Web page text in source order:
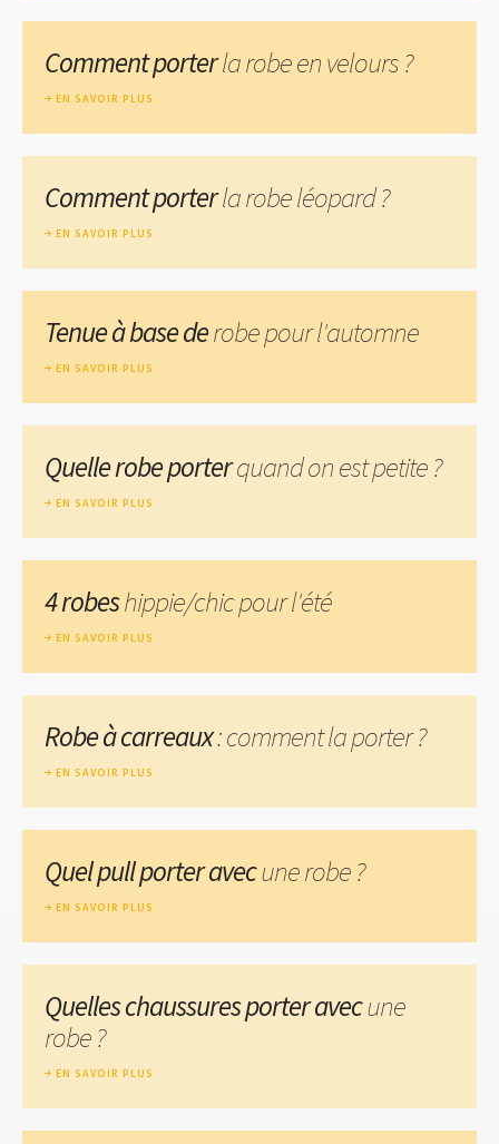
Comment porterla robe en velours ?
EN SAVOIR PLUS
Comment porterla robe léopard ?
EN SAVOIR PLUS
Tenue à base derobe pour l'automne
EN SAVOIR PLUS
Quelle robe porterquand on est petite ?
EN SAVOIR PLUS
4 robeshippie/chic pour l'été
EN SAVOIR PLUS
Robe à carreaux: comment la porter ?
EN SAVOIR PLUS
Quel pull porter avecune robe ?
EN SAVOIR PLUS
Quelles chaussures porter avecune
robe ?
EN SAVOIR PLUS